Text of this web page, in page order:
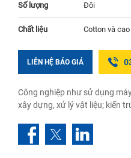
Số lượng Đôi
Chất liệu Cotton và
LIÊN HỆ BÁO GIÁ
Công nghiệp như sử dụng
xây dựng, xử lý vật liệu; kiến